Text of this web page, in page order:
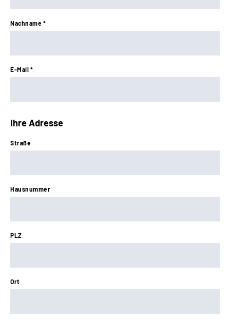
Nachname *
E-Mail *
Ihre Adresse
Straße
Hausnummer
PLZ
Ort